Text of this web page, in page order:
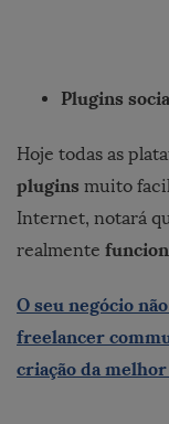
Plugins
Hoje todas as
plugins muito
Internet, notará
realmente
O seu negócio
freelancer
criação da